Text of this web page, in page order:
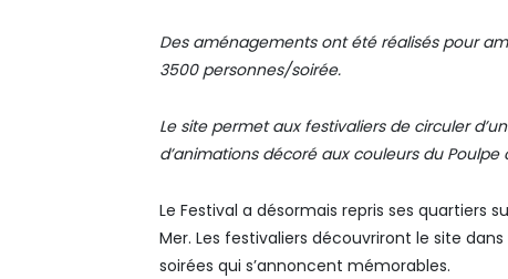
Des aménagements ont été réalisés pour
3500 personnes/soirée.
Le site permet aux festivaliers de circuler
d’animations décoré aux couleurs du Poulpe
Le Festival a désormais repris ses quartiers
Mer. Les festivaliers découvriront le site
soirées qui s’annoncent mémorables.